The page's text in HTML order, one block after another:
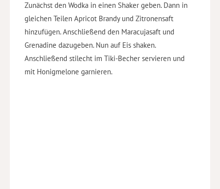
Zunächst den Wodka in einen Shaker geben. Dann in
gleichen Teilen Apricot Brandy und Zitronensaft
hinzufügen. Anschließend den Maracujasaft und
Grenadine dazugeben. Nun auf Eis shaken.
Anschließend stilecht im Tiki-Becher servieren und
mit Honigmelone garnieren.